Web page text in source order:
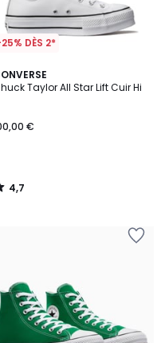
DÈS 2*
Taylor All Star Lift Cuir Hi
€
5
4,7